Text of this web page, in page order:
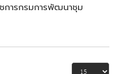
การกรมการพัฒนาชุม